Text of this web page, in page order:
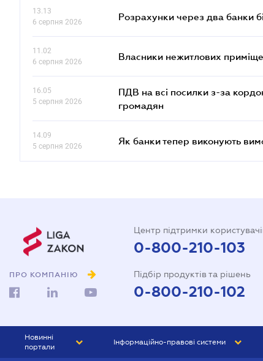
13.13
6 серпня 2026
Розрахунки через два банки
11.02
6 серпня 2026
Власники нежитлових
16.05
5 серпня 2026
ПДВ на всі посилки з-за
громадян
14.09
5 серпня 2026
Як банки тепер виконують
ПРО КОМПАНІЮ
Центр підтримки
0-800-210-103
Підбір продуктів та рішень
0-800-210-102
Новинні
портали
Інформаційно-правові системи